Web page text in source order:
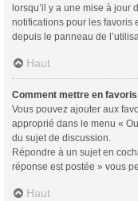
lorsqu’il y a une mise à jour
notifications pour les favoris
depuis le panneau de
Haut
Comment mettre en
Vous pouvez ajouter aux
approprié dans le menu «
du sujet de discussion.
Répondre à un sujet en
réponse est postée » vous
Haut